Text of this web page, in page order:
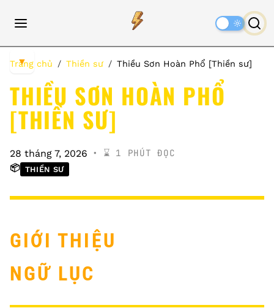
Trang chủ Thiền sư Thiều Sơn Hoàn Phổ [Thiền sư]
THIỀU SƠN HOÀN PHỔ
[THIỀN SƯ]
28 tháng 7, 2026 ⌛️ 1 PHÚT ĐỌC
📦 THIỀN SƯ
GIỚI THIỆU
NGỮ LỤC
▼